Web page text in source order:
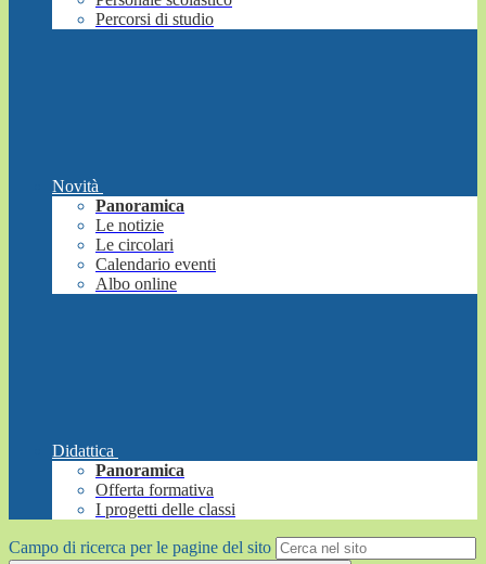
Percorsi di studio
Novità
Panoramica
Le notizie
Le circolari
Calendario eventi
Albo online
Didattica
Panoramica
Offerta formativa
I progetti delle classi
Campo di ricerca per le pagine del sito